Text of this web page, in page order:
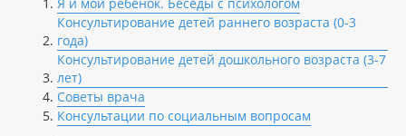
Консультирование детей раннего возраста (0-3
года)
Консультирование детей дошкольного возраста (3-7
лет)
Советы врача
Консультации по социальным вопросам